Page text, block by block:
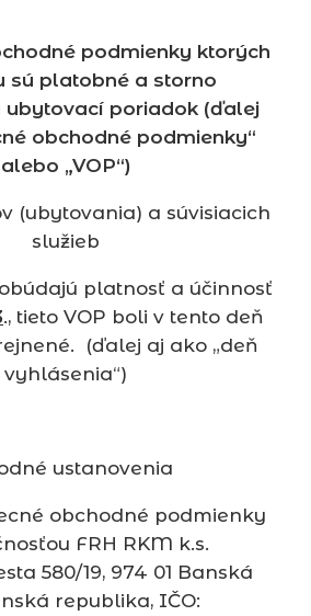
podmienky ktorých
sú platobné a storno
ubytovací poriadok (ďalej
obchodné podmienky“
alebo „VOP“)
(ubytovania) a súvisiacich
služieb
platnosť a účinnosť
., tieto VOP boli v tento deň
(ďalej aj ako „deň
vyhlásenia“)
ustanovenia
obchodné podmienky
FRH RKM k.s.
580/19, 974 01 Banská
republika, IČO: